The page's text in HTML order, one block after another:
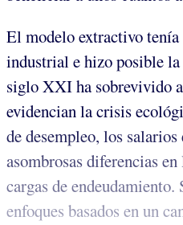
El modelo extractivo tenía
industrial e hizo posible
siglo XXI ha sobrevivido
evidencian la crisis
de desempleo, los salarios
asombrosas diferencias
cargas de endeudamiento.
enfoques basados en un